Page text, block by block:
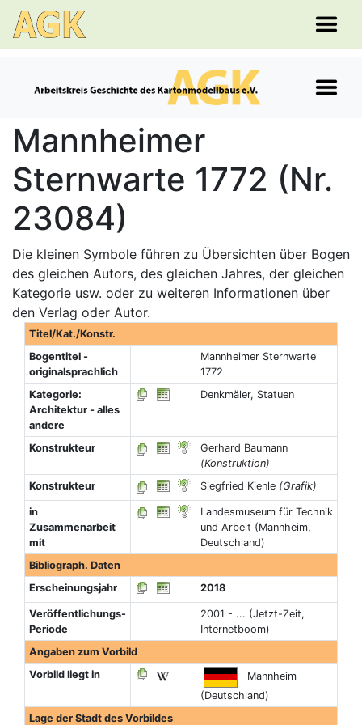
Mannheimer
Sternwarte 1772 (Nr.
23084)
Die kleinen Symbole führen zu Übersichten über Bogen
des gleichen Autors, des gleichen Jahres, der gleichen
Kategorie usw. oder zu weiteren Informationen über
den Verlag oder Autor.
Titel/Kat./Konstr.
Bogentitel -
originalsprachlich
Mannheimer Sternwarte
1772
Kategorie:
Architektur - alles
andere
Denkmäler, Statuen
Konstrukteur
Gerhard Baumann
(Konstruktion)
Konstrukteur
Siegfried Kienle (Grafik)
in
Zusammenarbeit
mit
Landesmuseum für Technik
und Arbeit (Mannheim,
Deutschland)
Bibliograph. Daten
Erscheinungsjahr
2018
Veröffentlichungs-
Periode
2001 - ... (Jetzt-Zeit,
Internetboom)
Angaben zum Vorbild
Vorbild liegt in
Mannheim
(Deutschland)
Lage der Stadt des Vorbildes